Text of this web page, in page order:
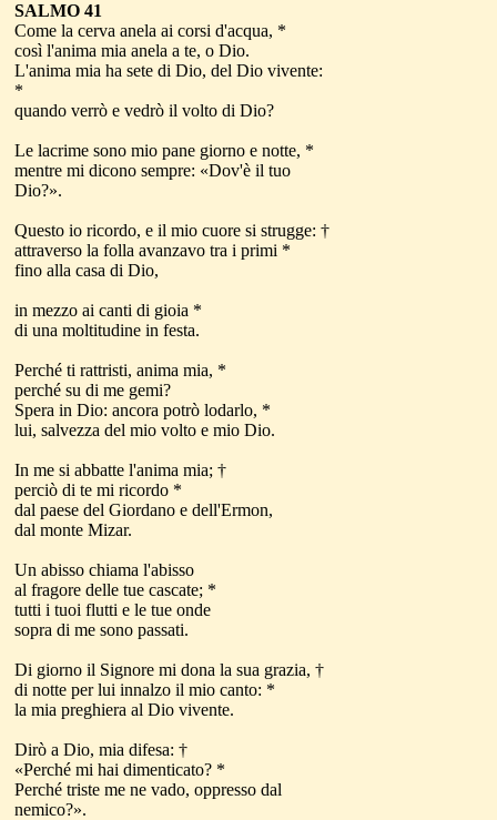
SALMO 41
Come la cerva anela ai corsi d'acqua, *
così l'anima mia anela a te, o Dio.
L'anima mia ha sete di Dio, del Dio vivente:
*
quando verrò e vedrò il volto di Dio?
Le lacrime sono mio pane giorno e notte, *
mentre mi dicono sempre: «Dov'è il tuo
Dio?».
Questo io ricordo, e il mio cuore si strugge: †
attraverso la folla avanzavo tra i primi *
fino alla casa di Dio,
in mezzo ai canti di gioia *
di una moltitudine in festa.
Perché ti rattristi, anima mia, *
perché su di me gemi?
Spera in Dio: ancora potrò lodarlo, *
lui, salvezza del mio volto e mio Dio.
In me si abbatte l'anima mia; †
perciò di te mi ricordo *
dal paese del Giordano e dell'Ermon,
dal monte Mizar.
Un abisso chiama l'abisso
al fragore delle tue cascate; *
tutti i tuoi flutti e le tue onde
sopra di me sono passati.
Di giorno il Signore mi dona la sua grazia, †
di notte per lui innalzo il mio canto: *
la mia preghiera al Dio vivente.
Dirò a Dio, mia difesa: †
«Perché mi hai dimenticato? *
Perché triste me ne vado, oppresso dal
nemico?».